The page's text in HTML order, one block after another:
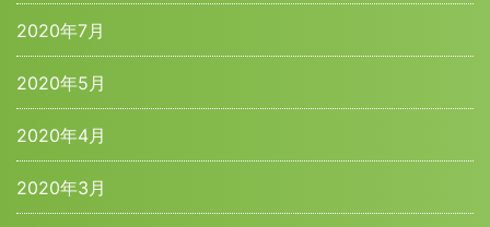
2020年7月
2020年5月
2020年4月
2020年3月